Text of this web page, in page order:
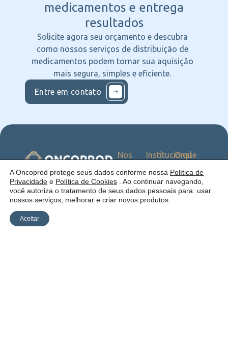
medicamentos e entrega
resultados
Solicite agora seu orçamento e descubra
como nossos serviços de distribuição de
medicamentos podem tornar sua aquisição
mais segura, simples e eficiente.
Entre em contato
Uma empresa:
Institucional
somos
Como
atuamos
Estrutura
Blog
O que
Serviços
Catálogo
Nos
nas
Redes
A Oncoprod protege seus dados conforme nossa Política de
Privacidade e Política de Cookies . Ao continuar navegando,
você autoriza o tratamento de seus dados pessoais para: usar
nossos serviços, melhorar e criar novos produtos.
Aceitar